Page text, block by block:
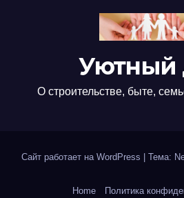
Уютный
О строительстве, быте,
Сайт работает на WordPress Тема:
Home Политика